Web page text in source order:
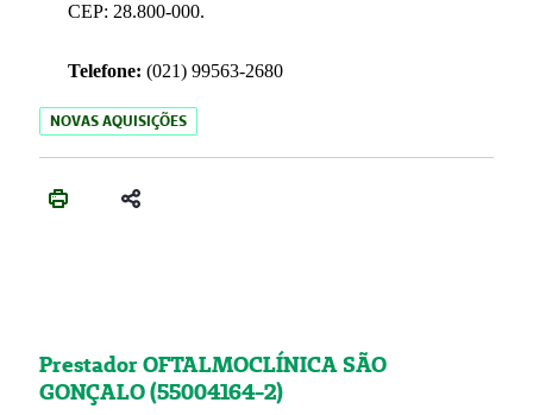
CEP: 28.800-000.
Telefone: (021) 99563-2680
NOVAS AQUISIÇÕES
Prestador OFTALMOCLÍNICA SÃO
GONÇALO (55004164-2)